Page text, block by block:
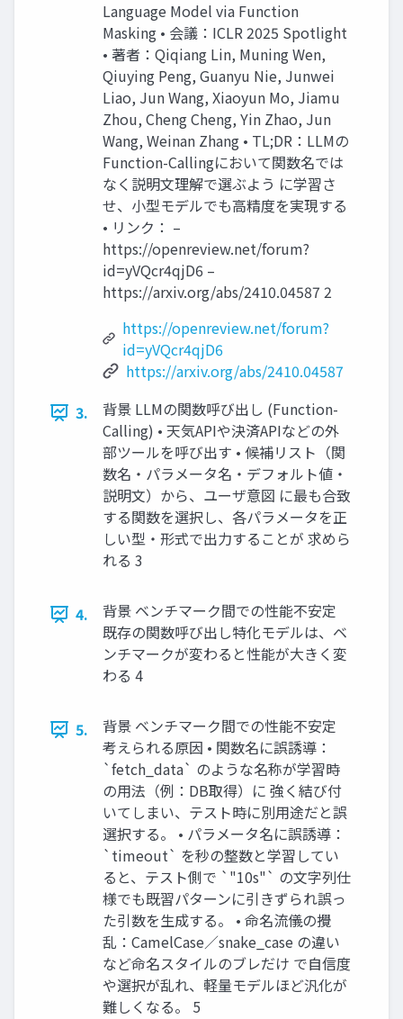
Language Model via Function
Masking • 会議：ICLR 2025 Spotlight
• 著者：Qiqiang Lin, Muning Wen,
Qiuying Peng, Guanyu Nie, Junwei
Liao, Jun Wang, Xiaoyun Mo, Jiamu
Zhou, Cheng Cheng, Yin Zhao, Jun
Wang, Weinan Zhang • TL;DR：LLMの
Function-Callingにおいて関数名では
なく説明文理解で選ぶよう に学習さ
せ、小型モデルでも高精度を実現する
• リンク： –
https://openreview.net/forum?
id=yVQcr4qjD6 –
https://arxiv.org/abs/2410.04587 2
https://openreview.net/forum?
id=yVQcr4qjD6
https://arxiv.org/abs/2410.04587
3.
背景 LLMの関数呼び出し (Function-
Calling) • 天気APIや決済APIなどの外
部ツールを呼び出す • 候補リスト（関
数名・パラメータ名・デフォルト値・
説明文）から、ユーザ意図 に最も合致
する関数を選択し、各パラメータを正
しい型・形式で出力することが 求めら
れる 3
4.
背景 ベンチマーク間での性能不安定
既存の関数呼び出し特化モデルは、ベ
ンチマークが変わると性能が大きく変
わる 4
5.
背景 ベンチマーク間での性能不安定
考えられる原因 • 関数名に誤誘導：
`fetch_data` のような名称が学習時
の用法（例：DB取得）に 強く結び付
いてしまい、テスト時に別用途だと誤
選択する。 • パラメータ名に誤誘導：
`timeout` を秒の整数と学習してい
ると、テスト側で `"10s"` の文字列仕
様でも既習パターンに引きずられ誤っ
た引数を生成する。 • 命名流儀の攪
乱：CamelCase／snake_case の違い
など命名スタイルのブレだけ で自信度
や選択が乱れ、軽量モデルほど汎化が
難しくなる。 5